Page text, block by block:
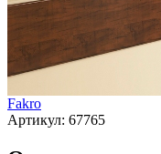
Fakro
Артикул: 67765